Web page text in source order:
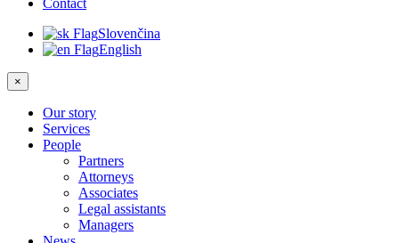
Contact
Slovenčina
English
×
Our story
Services
People
Partners
Attorneys
Associates
Legal assistants
Managers